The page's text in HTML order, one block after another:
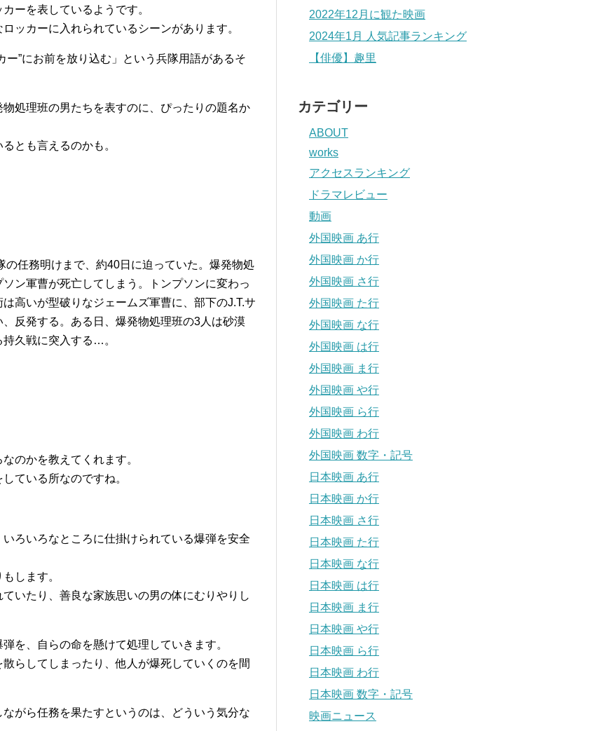
ーを表しているようです。
ッカーに入れられているシーンがあります。
”にお前を放り込む」という兵隊用語があるそ
処理班の男たちを表すのに、ぴったりの題名か
とも言えるのかも。
任務明けまで、約40日に迫っていた。爆発物処
ン軍曹が死亡してしまう。トンプソンに変わっ
高いが型破りなジェームズ軍曹に、部下のJ.T.サ
反発する。ある日、爆発物処理班の3人は砂漠
久戦に突入する…。
のかを教えてくれます。
ている所なのですね。
ろいろなところに仕掛けられている爆弾を安全
します。
いたり、善良な家族思いの男の体にむりやりし
を、自らの命を懸けて処理していきます。
らしてしまったり、他人が爆死していくのを間
がら任務を果たすというのは、どういう気分な
2022年12月に観た映画
2024年1月 人気記事ランキング
【俳優】趣里
カテゴリー
ABOUT
works
アクセスランキング
ドラマレビュー
動画
外国映画 あ行
外国映画 か行
外国映画 さ行
外国映画 た行
外国映画 な行
外国映画 は行
外国映画 ま行
外国映画 や行
外国映画 ら行
外国映画 わ行
外国映画 数字・記号
日本映画 あ行
日本映画 か行
日本映画 さ行
日本映画 た行
日本映画 な行
日本映画 は行
日本映画 ま行
日本映画 や行
日本映画 ら行
日本映画 わ行
日本映画 数字・記号
映画ニュース